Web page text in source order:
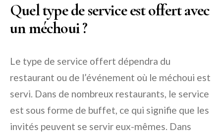
Quel type de service est offert avec
un méchoui ?
Le type de service offert dépendra du
restaurant ou de l’événement où le méchoui est
servi. Dans de nombreux restaurants, le service
est sous forme de buffet, ce qui signifie que les
invités peuvent se servir eux-mêmes. Dans